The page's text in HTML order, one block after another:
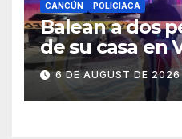
CANCÚN POLICIACA
Balean a dos
de su casa en
6 DE AUGUST DE